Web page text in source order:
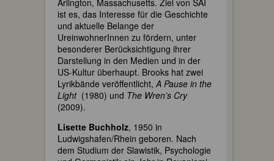
Arlington, Massachusetts. Ziel von SAI
ist es, das Interesse für die Geschichte
und aktuelle Belange der
UreinwohnerInnen zu fördern, unter
besonderer Berücksichtigung ihrer
Darstellung in den Medien und in der
US-Kultur überhaupt. Brooks hat zwei
Lyrikbände veröffentlicht,A Pause in the
Light (1980) und The Wren’s Cry
(2009).
Lisette Buchholz, 1950 in
Ludwigshafen/Rhein geboren. Nach
dem Studium der Slawistik, Psychologie